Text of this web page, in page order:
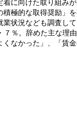
に向けた取り組み
極的な取得奨励」
状況なども調査し
％。辞めた主な理
なかった」、「賃